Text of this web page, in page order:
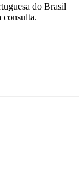
do Brasil
consulta.